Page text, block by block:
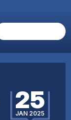
25
JAN 2025